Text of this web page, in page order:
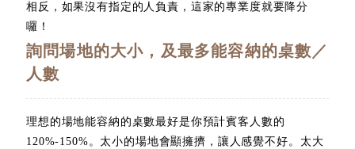
相反，如果沒有指定的人負責，這家的專業度就要降分
囉！
詢問場地的大小，及最多能容納的桌數／
人數
理想的場地能容納的桌數最好是你預計賓客人數的
120%-150%。太小的場地會顯擁擠，讓人感覺不好。太大